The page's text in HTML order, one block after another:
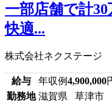
一部店舗で計
快適...
株式会社ネクステージ
給与 年収例4,900,000
勤務地 滋賀県 草津市